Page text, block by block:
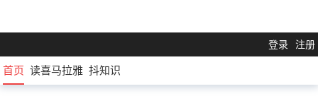
登录 注册
首页 读喜马拉雅 抖知识